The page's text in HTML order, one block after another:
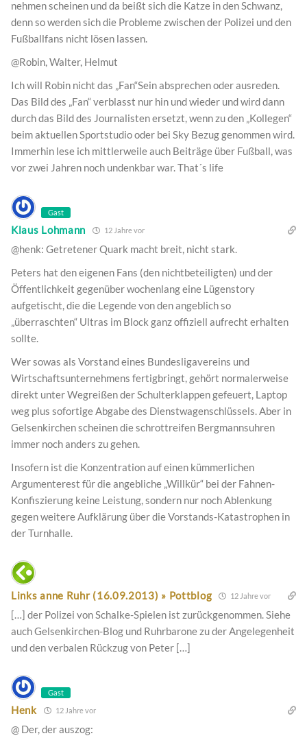
nehmen scheinen und da beißt sich die Katze in den Schwanz,
denn so werden sich die Probleme zwischen der Polizei und den
Fußballfans nicht lösen lassen.
@Robin, Walter, Helmut
Ich will Robin nicht das „Fan“Sein absprechen oder ausreden.
Das Bild des „Fan“ verblasst nur hin und wieder und wird dann
durch das Bild des Journalisten ersetzt, wenn zu den „Kollegen“
beim aktuellen Sportstudio oder bei Sky Bezug genommen wird.
Immerhin lese ich mittlerweile auch Beiträge über Fußball, was
vor zwei Jahren noch undenkbar war. That´s life
Gast
Klaus Lohmann 12 Jahre vor
@henk: Getretener Quark macht breit, nicht stark.
Peters hat den eigenen Fans (den nichtbeteiligten) und der
Öffentlichkeit gegenüber wochenlang eine Lügenstory
aufgetischt, die die Legende von den angeblich so
„überraschten“ Ultras im Block ganz offiziell aufrecht erhalten
sollte.
Wer sowas als Vorstand eines Bundesligavereins und
Wirtschaftsunternehmens fertigbringt, gehört normalerweise
direkt unter Wegreißen der Schulterklappen gefeuert, Laptop
weg plus sofortige Abgabe des Dienstwagenschlüssels. Aber in
Gelsenkirchen scheinen die schrottreifen Bergmannsuhren
immer noch anders zu gehen.
Insofern ist die Konzentration auf einen kümmerlichen
Argumenterest für die angebliche „Willkür“ bei der Fahnen-
Konfiszierung keine Leistung, sondern nur noch Ablenkung
gegen weitere Aufklärung über die Vorstands-Katastrophen in
der Turnhalle.
Links anne Ruhr (16.09.2013) » Pottblog 12 Jahre vor
[…] der Polizei von Schalke-Spielen ist zurückgenommen. Siehe
auch Gelsenkirchen-Blog und Ruhrbarone zu der Angelegenheit
und den verbalen Rückzug von Peter […]
Gast
Henk 12 Jahre vor
@ Der, der auszog: